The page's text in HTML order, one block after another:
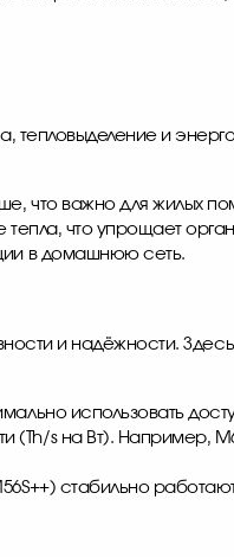
тепловыделение и
что важно для жилых
что упрощает
в домашнюю сеть.
и надёжности.
использовать
s на Вт). Например,
стабильно работают